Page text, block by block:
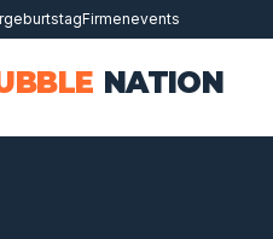
springenFirmenevents
NATION